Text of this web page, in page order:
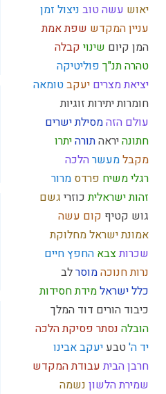
יאוש עשה טוב ניצול זמן
עניין המקדש שפת אמת
המן קיום שינוי קבלה
טהרהתנ"ך פוליטיקה
יציאת מצרים יעקבטומאה
חומרות יתירותזוגיות
עולם הזהמסילת ישרים
חתונהיראהתורהיתרו
מקבלמעשר הלכה
רגלי משיח פרדס מרור
זהות ישראליתכוזרי גשם
גוש קטיף קום עשה
אמונת ישראלמחלוקת
שכרותצבא החפץ חיים
נרות חנוכהמוסרלב
כלל ישראלמידת חסידות
כיבוד הורים דוד המלך
הובלה נסתר פסיקת הלכה
יד ה'טבע יעקב אבינו
חרבן הבית עבודת המקדש
שמירת הלשון נשמה